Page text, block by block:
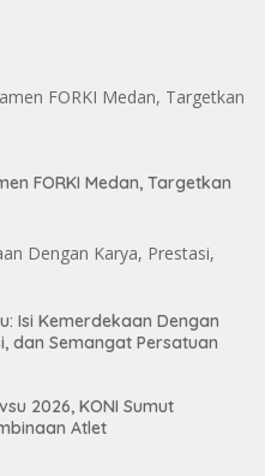
FORKI Medan, Targetkan
Isi Kemerdekaan Dengan
dan Semangat Persatuan
2026, KONI Sumut
Atlet